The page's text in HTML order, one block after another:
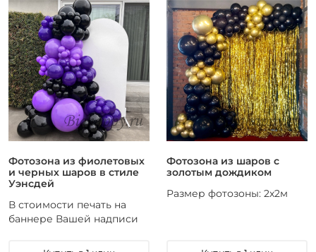
Фотозона из фиолетовых
и черных шаров в стиле
Уэнсдей
В стоимости печать на
баннере Вашей надписи
Фотозона из шаров с
золотым дождиком
Размер фотозоны: 2х2м